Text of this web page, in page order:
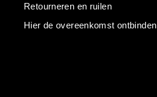
Retourneren en ruilen
Hier de overeenkomst ontbinden